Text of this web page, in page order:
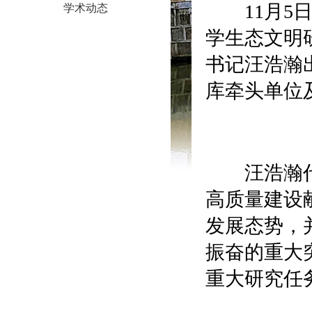
学术动态
11月5日
学生态文明
书记汪浩瀚
库牵头单位
汪浩瀚代
高质量建设
发展态势，
振奋的重大
重大研究任